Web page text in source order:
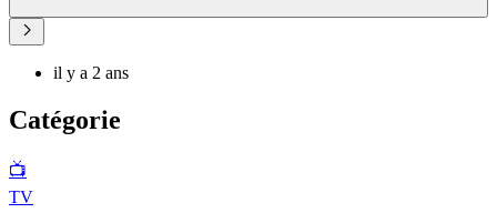
il y a 2 ans
Catégorie
📺
TV